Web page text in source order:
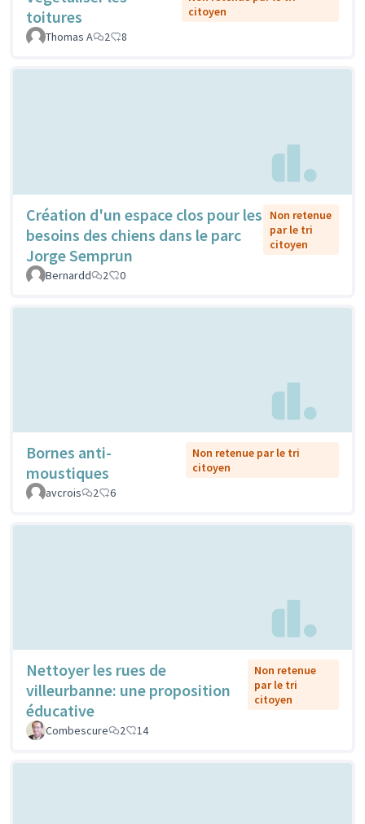
toitures
citoyen
Thomas A
2 8
Création d'un espace clos pour les
besoins des chiens dans le parc
Jorge Semprun
Non retenue
par le tri
citoyen
Bernardd 2 0
Bornes anti-
moustiques
Non retenue par le tri
citoyen
avcrois
2 6
Nettoyer les rues de
villeurbanne: une proposition
éducative
Non retenue
par le tri
citoyen
Combescure 2 14